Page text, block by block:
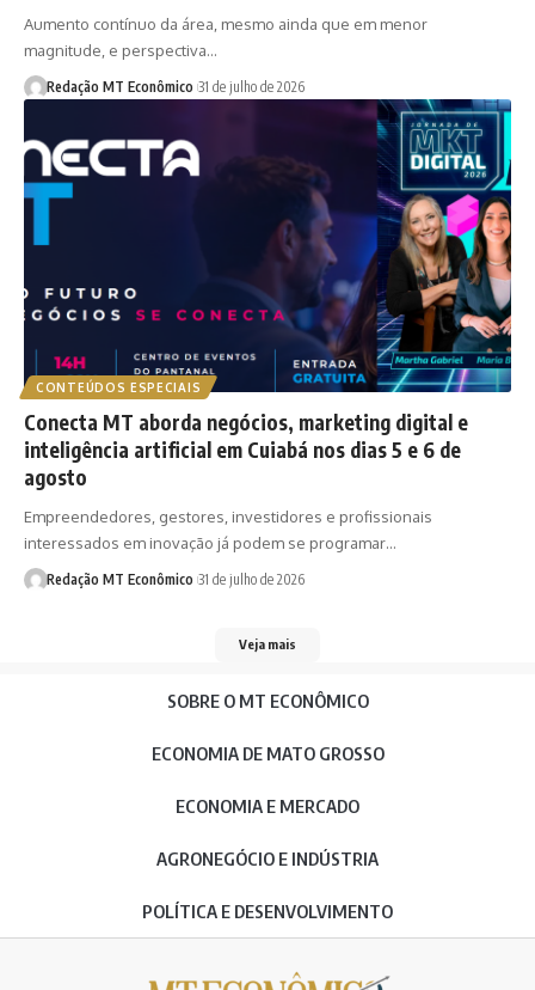
Aumento contínuo da área, mesmo ainda que em menor
magnitude, e perspectiva…
Redação MT Econômico 31 de julho de 2026
CONTEÚDOS ESPECIAIS
Conecta MT aborda negócios, marketing digital e
inteligência artificial em Cuiabá nos dias 5 e 6 de
agosto
Empreendedores, gestores, investidores e profissionais
interessados em inovação já podem se programar…
Redação MT Econômico 31 de julho de 2026
Veja mais
SOBRE O MT ECONÔMICO
ECONOMIA DE MATO GROSSO
ECONOMIA E MERCADO
AGRONEGÓCIO E INDÚSTRIA
POLÍTICA E DESENVOLVIMENTO